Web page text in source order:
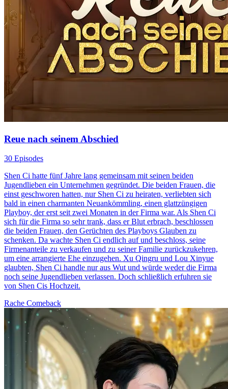
Reue nach seinem Abschied
30 Episodes
Shen Ci hatte fünf Jahre lang gemeinsam mit seinen beiden
Jugendlieben ein Unternehmen gegründet. Die beiden Frauen, die
einst geschworen hatten, nur Shen Ci zu heiraten, verliebten sich
bald in einen charmanten Neuankömmling, einen glattzüngigen
Playboy, der erst seit zwei Monaten in der Firma war. Als Shen Ci
sich für die Firma so sehr trank, dass er Blut erbrach, beschlossen
die beiden Frauen, den Gerüchten des Playboys Glauben zu
schenken. Da wachte Shen Ci endlich auf und beschloss, seine
Firmenanteile zu verkaufen und zu seiner Familie zurückzukehren,
um eine arrangierte Ehe einzugehen. Xu Qingru und Lou Xinyue
glaubten, Shen Ci handle nur aus Wut und würde weder die Firma
noch seine Jugendlieben verlassen. Doch schließlich erfuhren sie
von Shen Cis Hochzeit.
Rache Comeback